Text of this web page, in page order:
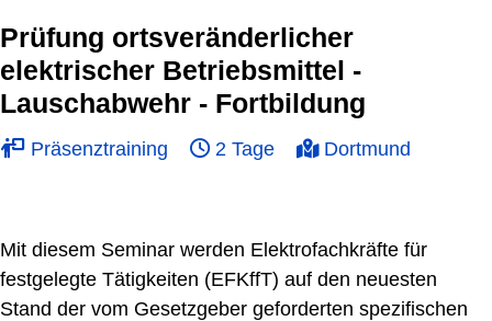
Prüfung ortsveränderlicher
elektrischer Betriebsmittel -
Lauschabwehr - Fortbildung
Präsenztraining 2 Tage Dortmund
Mit diesem Seminar werden Elektrofachkräfte für
festgelegte Tätigkeiten (EFKffT) auf den neuesten
Stand der vom Gesetzgeber geforderten spezifischen